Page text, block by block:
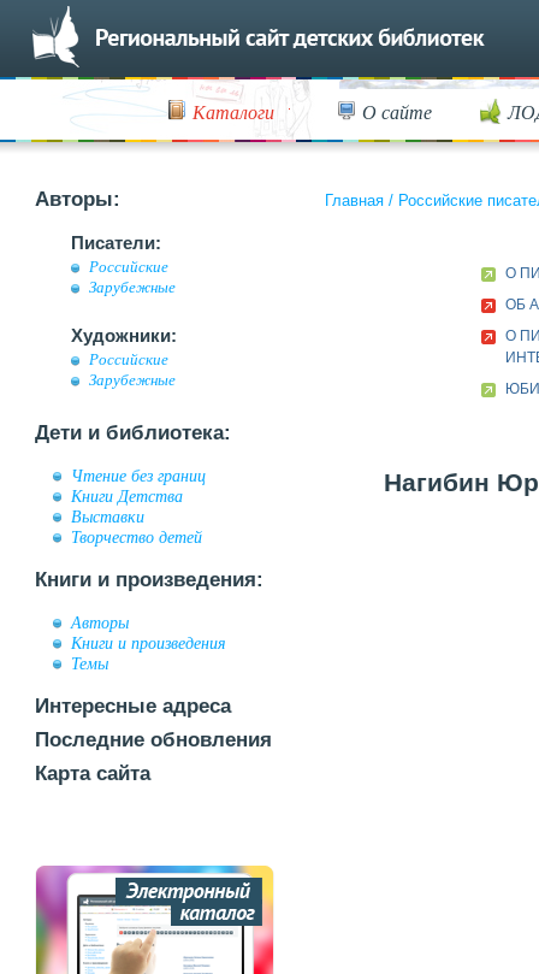
Каталоги О сайте
Авторы:
Писатели:
Российские
Зарубежные
Художники:
Российские
Зарубежные
Дети и библиотека:
Чтение без границ
Книги Детства
Выставки
Творчество детей
Книги и произведения:
Авторы
Книги и произведения
Темы
Интересные адреса
Последние обновления
Карта сайта
Главная / Российские
О
ОБ
О
Нагибин